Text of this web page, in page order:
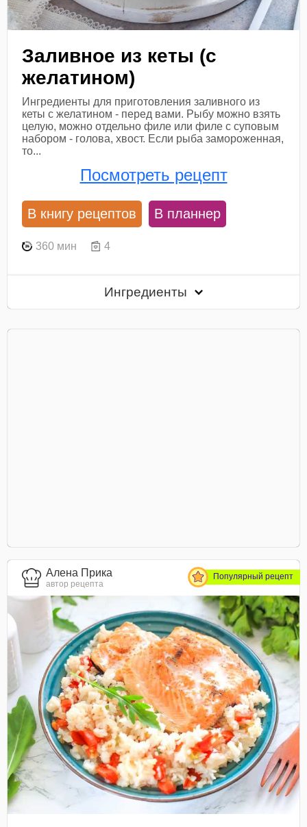
Заливное из кеты (с
желатином)
Ингредиенты для приготовления заливного из
кеты с желатином - перед вами. Рыбу можно взять
целую, можно отдельно филе или филе с суповым
набором - голова, хвост. Если рыба замороженная,
то...
Посмотреть рецепт
В книгу рецептов В планнер
360 мин 4
Ингредиенты
Алена Прика
автор рецепта
Популярный рецепт